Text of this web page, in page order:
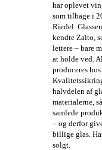
har oplevet
som tilbage i
Riedel.
kendte Zalto,
lettere – bare
at holde ved.
produceres
halvdelen af
materialerne,
samlede
– og derfor
billige glas.
solgt.